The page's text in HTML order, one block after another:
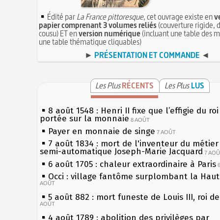
Édité parLa France pittoresque, cet ouvrage existe en
papier comprenant 3 volumes reliés(couverture rigide,
cousu) ET enversion numérique(incluant une table des
une table thématique cliquables)
► PRÉSENTATION ET COMMANDE ◄
Les PlusRÉCENTS Les Plus LUS
8 août 1548 : Henri II fixe que l’effigie du
portée sur la monnaie 8 AOÛT
Payer en monnaie de singe 7 AOÛT
7 août 1834 : mort de l'inventeur du
semi-automatique Joseph-Marie Jacquard 7
6 août 1705 : chaleur extraordinaire à Paris
Occi : village fantôme surplombant la
AOÛT
5 août 882 : mort funeste de Louis III, roi
AOÛT
4 août 1789 : abolition des privilèges par